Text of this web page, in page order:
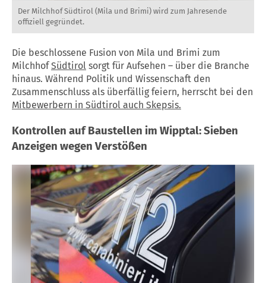
Der Milchhof Südtirol (Mila und Brimi) wird zum Jahresende
offiziell gegründet.
Die beschlossene Fusion von Mila und Brimi zum
MilchhofSüdtirol sorgt für Aufsehen – über die Branche
hinaus. Während Politik und Wissenschaft den
Zusammenschluss als überfällig feiern, herrscht bei den
Mitbewerbern in Südtirol auch Skepsis.
Kontrollen auf Baustellen im Wipptal: Sieben
Anzeigen wegen Verstößen